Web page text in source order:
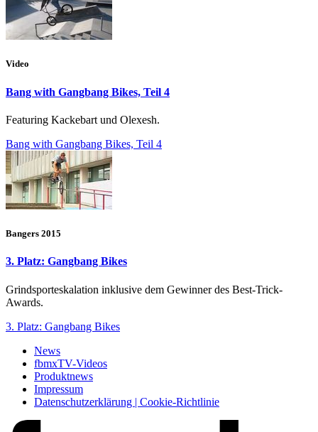
Video
Bang with Gangbang Bikes, Teil 4
Featuring Kackebart und Olexesh.
Bang with Gangbang Bikes, Teil 4
Bangers 2015
3. Platz: Gangbang Bikes
Grindsporteskalation inklusive dem Gewinner des Best-Trick-
Awards.
3. Platz: Gangbang Bikes
News
fbmxTV-Videos
Produktnews
Impressum
Datenschutzerklärung | Cookie-Richtlinie